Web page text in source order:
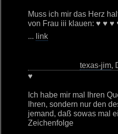
Muss ich mir das Herz
von Frau iii klauen: ♥ ♥ ♥
... link
texas-jim,
♥
Ich habe mir mal Ihren
Ihren, sondern nur den
jemand, daß sowas mal
Zeichenfolge